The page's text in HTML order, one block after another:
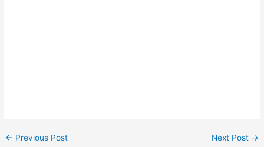
← Previous Post Next Post →